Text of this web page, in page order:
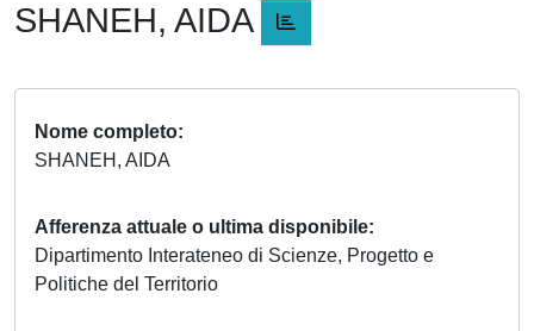
SHANEH, AIDA
Nome completo
SHANEH, AIDA
Afferenza attuale o ultima disponibile
Dipartimento Interateneo di Scienze, Progetto e
Politiche del Territorio